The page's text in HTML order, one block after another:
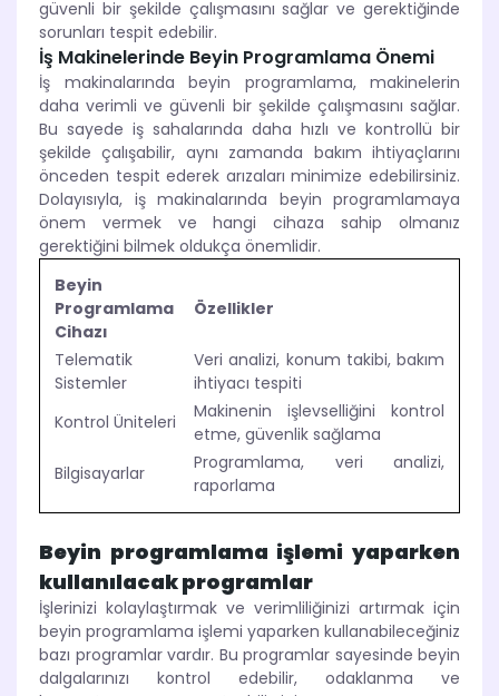
güvenli bir şekilde çalışmasını sağlar ve gerektiğinde
sorunları tespit edebilir.
İş Makinelerinde Beyin Programlama Önemi
İş makinalarında beyin programlama, makinelerin
daha verimli ve güvenli bir şekilde çalışmasını sağlar.
Bu sayede iş sahalarında daha hızlı ve kontrollü bir
şekilde çalışabilir, aynı zamanda bakım ihtiyaçlarını
önceden tespit ederek arızaları minimize edebilirsiniz.
Dolayısıyla, iş makinalarında beyin programlamaya
önem vermek ve hangi cihaza sahip olmanız
gerektiğini bilmek oldukça önemlidir.
Beyin
Programlama
Cihazı
Özellikler
Telematik
Sistemler
Veri analizi, konum takibi, bakım
ihtiyacı tespiti
Kontrol Üniteleri
Makinenin işlevselliğini kontrol
etme, güvenlik sağlama
Bilgisayarlar
Programlama, veri analizi,
raporlama
Beyin programlama işlemi yaparken
kullanılacak programlar
İşlerinizi kolaylaştırmak ve verimliliğinizi artırmak için
beyin programlama işlemi yaparken kullanabileceğiniz
bazı programlar vardır. Bu programlar sayesinde beyin
dalgalarınızı kontrol edebilir, odaklanma ve